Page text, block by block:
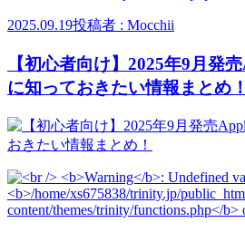
2025.09.19投稿者 : Mocchii
【初心者向け】2025年9月発
に知っておきたい情報まとめ！